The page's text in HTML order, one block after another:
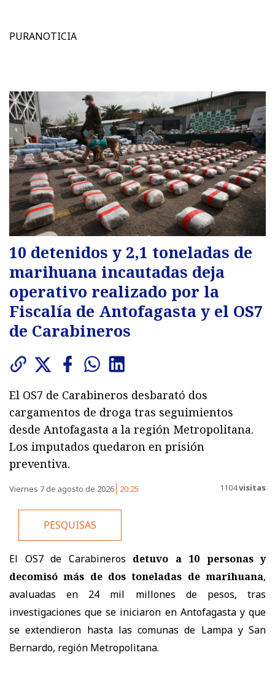
PURANOTICIA
10 detenidos y 2,1 toneladas de
marihuana incautadas deja
operativo realizado por la
Fiscalía de Antofagasta y el OS7
de Carabineros
El OS7 de Carabineros desbarató dos
cargamentos de droga tras seguimientos
desde Antofagasta a la región Metropolitana.
Los imputados quedaron en prisión
preventiva.
Viernes 7 de agosto de 2026 20:25 1104visitas
PESQUISAS
El OS7 de Carabineros detuvo a 10 personas y
decomisó más de dos toneladas de marihuana,
avaluadas en 24 mil millones de pesos, tras
investigaciones que se iniciaron en Antofagasta y que
se extendieron hasta las comunas de Lampa y San
Bernardo, región Metropolitana.